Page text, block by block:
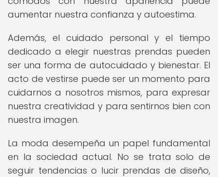
aumentar nuestra confianza y autoestima.
Además, el cuidado personal y el tiempo
dedicado a elegir nuestras prendas pueden
ser una forma de autocuidado y bienestar. El
acto de vestirse puede ser un momento para
cuidarnos a nosotros mismos, para expresar
nuestra creatividad y para sentirnos bien con
nuestra imagen.
La moda desempeña un papel fundamental
en la sociedad actual. No se trata solo de
seguir tendencias o lucir prendas de diseño,